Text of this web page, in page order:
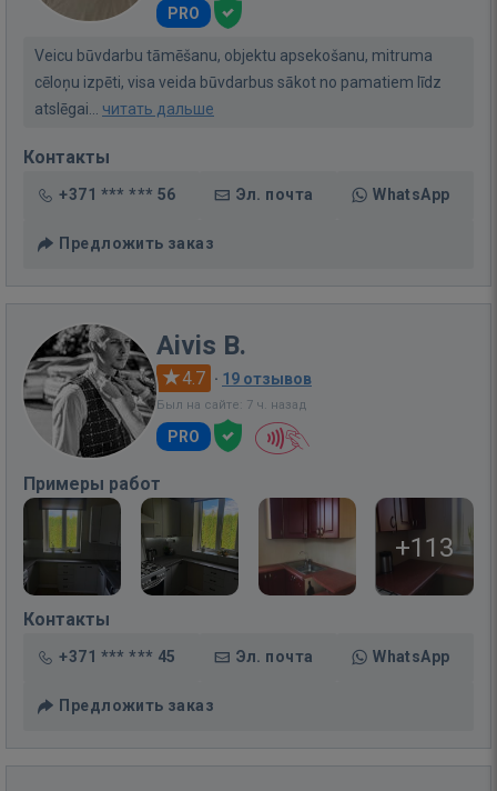
PRO
Veicu būvdarbu tāmēšanu, objektu apsekošanu, mitruma
cēloņu izpēti, visa veida būvdarbus sākot no pamatiem līdz
atslēgai... читать дальше
Контакты
+371 *** *** 56 Эл. почта WhatsApp
Предложить заказ
Aivis B.
4.7 · 19 отзывов
Был на сайте: 7 ч. назад
PRO
Примеры работ
+113
Контакты
+371 *** *** 45 Эл. почта WhatsApp
Предложить заказ